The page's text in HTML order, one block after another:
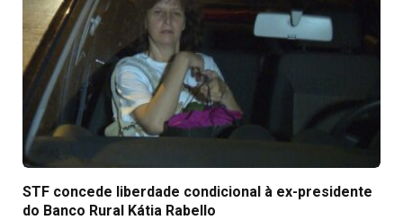
STF concede liberdade condicional à ex-presidente
do Banco Rural Kátia Rabello